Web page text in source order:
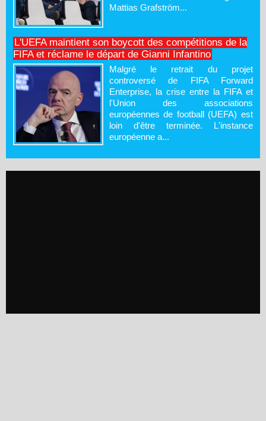
Mattias Grafström...
L'UEFA maintient son boycott des compétitions de la
FIFA et réclame le départ de Gianni Infantino
Malgré le retrait du projet
controversé de FIFA Forward
Enterprise, la crise entre la FIFA et
l'Union des associations
européennes de football (UEFA) est
loin d'être terminée. L'instance
européenne a...